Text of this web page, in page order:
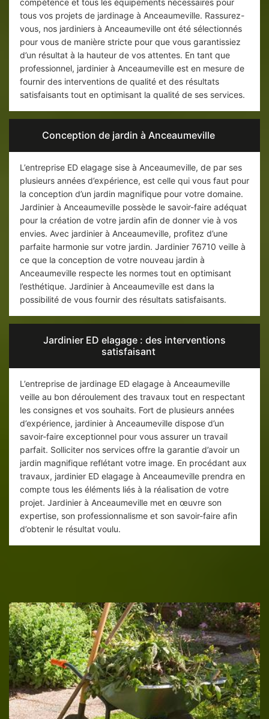
compétence et tous les équipements nécessaires pour
tous vos projets de jardinage à Anceaumeville. Rassurez-
vous, nos jardiniers à Anceaumeville ont été sélectionnés
pour vous de manière stricte pour que vous garantissiez
d’un résultat à la hauteur de vos attentes. En tant que
professionnel, jardinier à Anceaumeville est en mesure de
fournir des interventions de qualité et des résultats
satisfaisants tout en optimisant la qualité de ses services.
Conception de jardin à Anceaumeville
L’entreprise ED elagage sise à Anceaumeville, de par ses
plusieurs années d’expérience, est celle qui vous faut pour
la conception d’un jardin magnifique pour votre domaine.
Jardinier à Anceaumeville possède le savoir-faire adéquat
pour la création de votre jardin afin de donner vie à vos
envies. Avec jardinier à Anceaumeville, profitez d’une
parfaite harmonie sur votre jardin. Jardinier 76710 veille à
ce que la conception de votre nouveau jardin à
Anceaumeville respecte les normes tout en optimisant
l’esthétique. Jardinier à Anceaumeville est dans la
possibilité de vous fournir des résultats satisfaisants.
Jardinier ED elagage : des interventions
satisfaisant
L’entreprise de jardinage ED elagage à Anceaumeville
veille au bon déroulement des travaux tout en respectant
les consignes et vos souhaits. Fort de plusieurs années
d’expérience, jardinier à Anceaumeville dispose d’un
savoir-faire exceptionnel pour vous assurer un travail
parfait. Solliciter nos services offre la garantie d’avoir un
jardin magnifique reflétant votre image. En procédant aux
travaux, jardinier ED elagage à Anceaumeville prendra en
compte tous les éléments liés à la réalisation de votre
projet. Jardinier à Anceaumeville met en œuvre son
expertise, son professionnalisme et son savoir-faire afin
d’obtenir le résultat voulu.